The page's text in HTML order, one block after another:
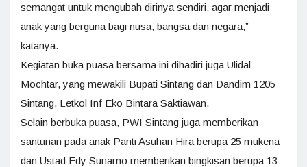
semangat untuk mengubah dirinya sendiri, agar menjadi
anak yang berguna bagi nusa, bangsa dan negara,”
katanya.
Kegiatan buka puasa bersama ini dihadiri juga Ulidal
Mochtar, yang mewakili Bupati Sintang dan Dandim 1205
Sintang, Letkol Inf Eko Bintara Saktiawan.
Selain berbuka puasa, PWI Sintang juga memberikan
santunan pada anak Panti Asuhan Hira berupa 25 mukena
dan Ustad Edy Sunarno memberikan bingkisan berupa 13